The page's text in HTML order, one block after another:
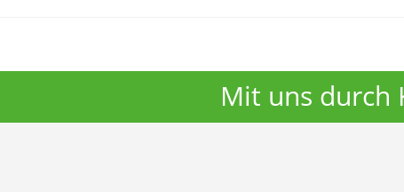
Mit uns durch